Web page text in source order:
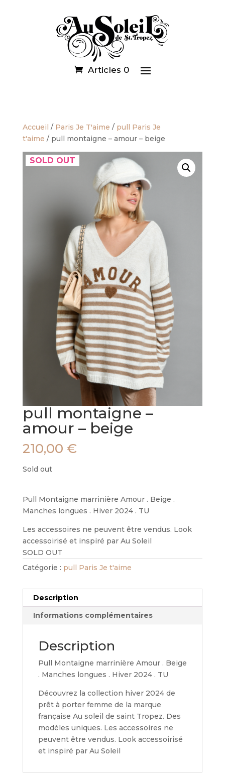
Articles 0
Accueil / Paris Je T'aime / pull Paris Je
t'aime / pull montaigne – amour – beige
SOLD OUT
pull montaigne –
amour – beige
210,00 €
Sold out
Pull Montaigne marrinière Amour . Beige .
Manches longues . Hiver 2024 . TU
Les accessoires ne peuvent être vendus. Look
accessoirisé et inspiré par Au Soleil
SOLD OUT
Catégorie : pull Paris Je t'aime
Description
Informations complémentaires
Description
Pull Montaigne marrinière Amour . Beige
. Manches longues . Hiver 2024 . TU
Découvrez la collection hiver 2024 de
prêt à porter femme de la marque
française Au soleil de saint Tropez. Des
modèles uniques. Les accessoires ne
peuvent être vendus. Look accessoirisé
et inspiré par Au Soleil